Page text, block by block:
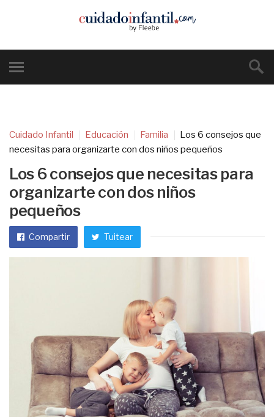
Cuidado Infantil Educación Familia
Los 6 consejos que
necesitas para organizarte con dos niños pequeños
Los 6 consejos que necesitas para
organizarte con dos niños
pequeños
Compartir Tuitear